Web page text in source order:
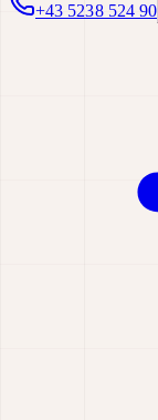
+43 5238 524 90